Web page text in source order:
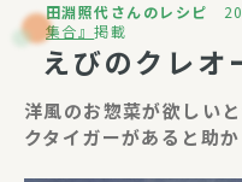
田淵照代さんのレシピ
集合』掲載
えびのクレオ
洋風のお惣菜が欲しい
クタイガーがあると助か